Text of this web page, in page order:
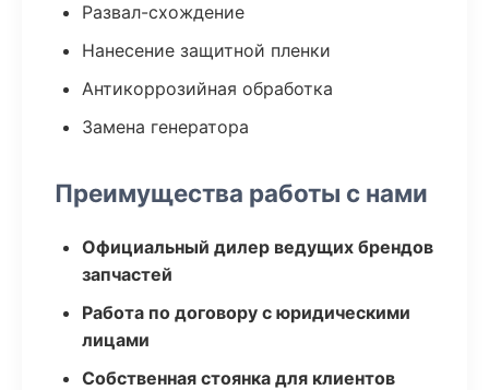
Развал-схождение
Нанесение защитной пленки
Антикоррозийная обработка
Замена генератора
Преимущества работы с нами
Официальный дилер ведущих брендов
запчастей
Работа по договору с юридическими
лицами
Собственная стоянка для клиентов